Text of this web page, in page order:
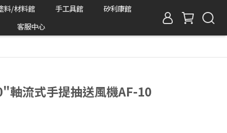
料/材料館 手工具館
矽利康館
客服中心
軸流式手提抽送風機AF-10